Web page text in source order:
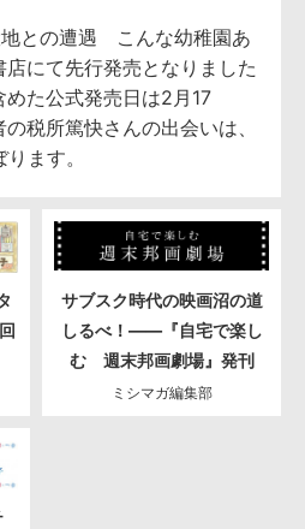
との遭遇 こんな幼稚園あ
にて先行発売となりました
めた公式発売日は2月17
税所篤快さんの出会いは、
ます。
サブスク時代の映画沼の道
しるべ！――『自宅で楽し
む 週末邦画劇場』発刊
ミシマガ編集部